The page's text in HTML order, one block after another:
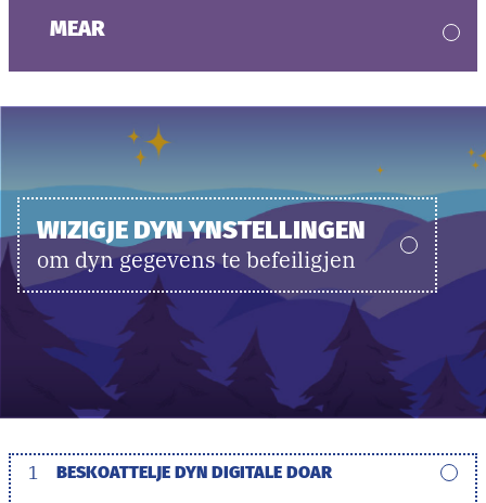
MEAR
WIZIGJE DYN YNSTELLINGEN
om dyn gegevens te befeiligjen
1 BESKOATTELJE DYN DIGITALE DOAR